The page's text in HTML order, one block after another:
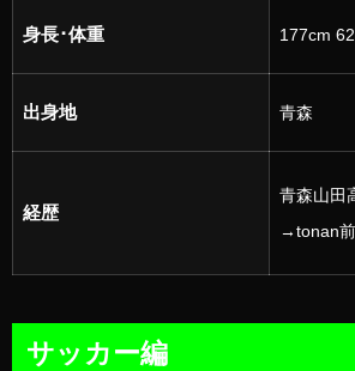
身長･体重 177cm
出身地 青森
経歴
青森山田
→tonan
サッカー編